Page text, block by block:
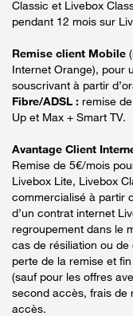
Classic et Livebox
pendant 12 mois sur
Remise client Mobile
Internet Orange), pour
souscrivant à partir
Fibre/ADSL : remise
Up et Max + Smart TV.
Avantage Client
Remise de 5€/mois
Livebox Lite, Livebox
commercialisé à partir
d’un contrat internet
regroupement dans le
cas de résiliation ou
perte de la remise et
(sauf pour les offres
second accès, frais de
accès.